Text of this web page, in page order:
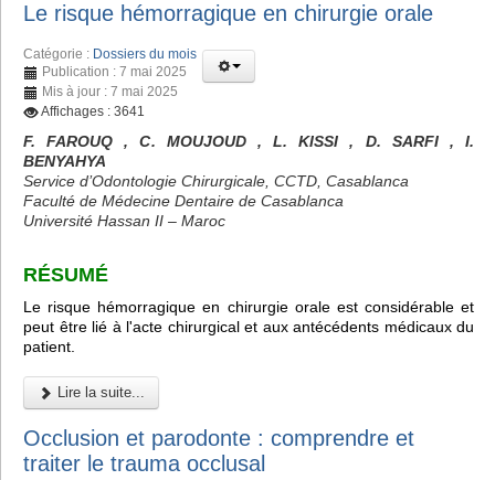
Le risque hémorragique en chirurgie orale
Catégorie : Dossiers du mois
Publication : 7 mai 2025
Mis à jour : 7 mai 2025
Affichages : 3641
F. FAROUQ , C. MOUJOUD , L. KISSI , D. SARFI , I.
BENYAHYA
Service d’Odontologie Chirurgicale, CCTD, Casablanca
Faculté de Médecine Dentaire de Casablanca
Université Hassan II – Maroc
RÉSUMÉ
Le risque hémorragique en chirurgie orale est considérable et
peut être lié à l'acte chirurgical et aux antécédents médicaux du
patient.
Lire la suite...
Occlusion et parodonte : comprendre et
traiter le trauma occlusal